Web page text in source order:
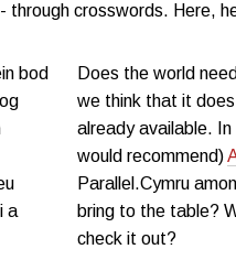
through crosswords. Here,
bod
a
Does the world
we think that it
already available.
would recommend)
Parallel.Cymru
bring to the table?
check it out?